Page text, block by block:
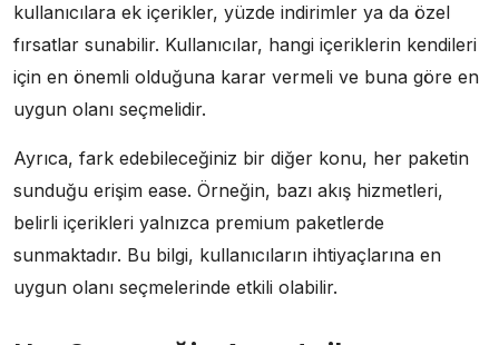
kullanıcılara ek içerikler, yüzde indirimler ya da özel
fırsatlar sunabilir. Kullanıcılar, hangi içeriklerin kendileri
için en önemli olduğuna karar vermeli ve buna göre en
uygun olanı seçmelidir.
Ayrıca, fark edebileceğiniz bir diğer konu, her paketin
sunduğu erişim ease. Örneğin, bazı akış hizmetleri,
belirli içerikleri yalnızca premium paketlerde
sunmaktadır. Bu bilgi, kullanıcıların ihtiyaçlarına en
uygun olanı seçmelerinde etkili olabilir.